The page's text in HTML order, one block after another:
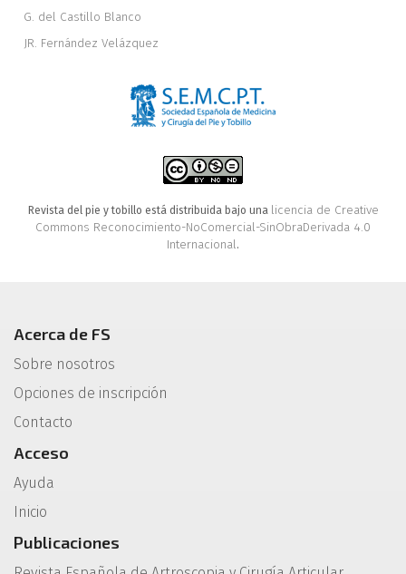
G. del Castillo Blanco
JR. Fernández Velázquez
Revista del pie y tobillo está distribuida bajo una licencia de Creative
Commons Reconocimiento-NoComercial-SinObraDerivada 4.0
Internacional.
Acerca de FS
Sobre nosotros
Opciones de inscripción
Contacto
Acceso
Ayuda
Inicio
Publicaciones